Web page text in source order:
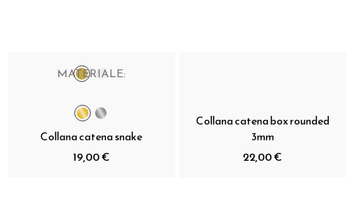
MATERIALE:
Collana catena snake
19,00 €
Collana catena box rounded
3mm
22,00 €